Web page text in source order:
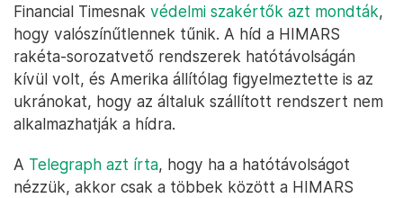
Financial Timesnak védelmi szakértők azt mondták,
hogy valószínűtlennek tűnik. A híd a HIMARS
rakéta-sorozatvető rendszerek hatótávolságán
kívül volt, és Amerika állítólag figyelmeztette is az
ukránokat, hogy az általuk szállított rendszert nem
alkalmazhatják a hídra.
A Telegraph azt írta, hogy ha a hatótávolságot
nézzük, akkor csak a többek között a HIMARS